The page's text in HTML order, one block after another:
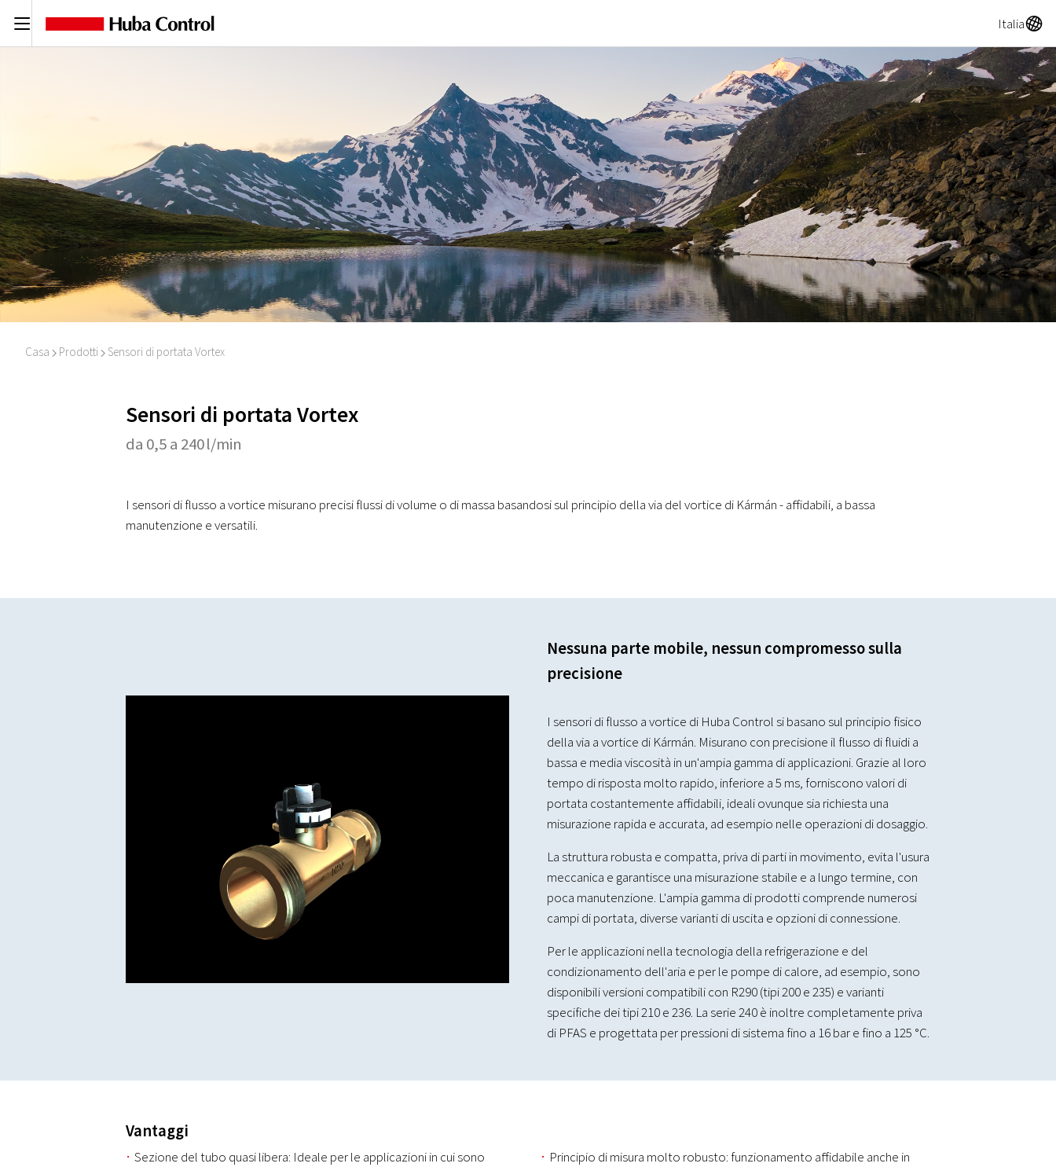
C ItaliaA
Casa I Prodotti I Sensori di portata Vortex
Sensori di portata Vortex
da 0,5 a 240 l/min
I sensori di flusso a vortice misurano precisi flussi di volume o di massa basandosi sul principio della via del vortice di Kármán - affidabili, a bassa
manutenzione e versatili.
Nessuna parte mobile, nessun compromesso sulla
precisione
I sensori di flusso a vortice di Huba Control si basano sul principio fisico
della via a vortice di Kármán. Misurano con precisione il flusso di fluidi a
bassa e media viscosità in un'ampia gamma di applicazioni. Grazie al loro
tempo di risposta molto rapido, inferiore a 5 ms, forniscono valori di
portata costantemente affidabili, ideali ovunque sia richiesta una
misurazione rapida e accurata, ad esempio nelle operazioni di dosaggio.
La struttura robusta e compatta, priva di parti in movimento, evita l'usura
meccanica e garantisce una misurazione stabile e a lungo termine, con
poca manutenzione. L'ampia gamma di prodotti comprende numerosi
campi di portata, diverse varianti di uscita e opzioni di connessione.
Per le applicazioni nella tecnologia della refrigerazione e del
condizionamento dell'aria e per le pompe di calore, ad esempio, sono
disponibili versioni compatibili con R290 (tipi 200 e 235) e varianti
specifiche dei tipi 210 e 236. La serie 240 è inoltre completamente priva
di PFAS e progettata per pressioni di sistema fino a 16 bar e fino a 125 °C.
Vantaggi
Sezione del tubo quasi libera: Ideale per le applicazioni in cui sono
Principio di misura molto robusto: funzionamento affidabile anche in